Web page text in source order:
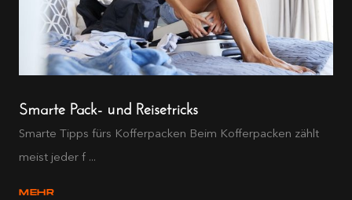
Smarte Pack- und Reisetricks
Smarte Tipps fürs Kofferpacken Beim Kofferpacken zählt
meist jeder f ...
MEHR